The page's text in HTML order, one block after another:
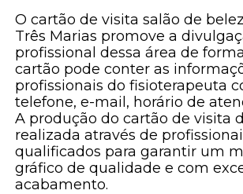
O cartão de visita salão de
Três Marias promove a
profissional dessa área de
cartão pode conter as
profissionais do fisioterapeuta
telefone, e-mail, horário de
A produção do cartão de visita
realizada através de
qualificados para garantir um
gráfico de qualidade e com
acabamento.